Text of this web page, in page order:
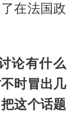
在法国政
论有什么
时冒出几
这个话题